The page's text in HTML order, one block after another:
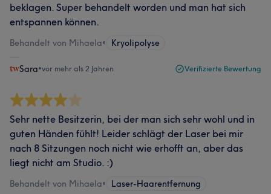
beklagen. Super behandelt worden und man hat sich
entspannen können.
Behandelt von Mihaela• Kryolipolyse
Sara•vor mehr als 2 Jahren Verifizierte Bewertung
Sehr nette Besitzerin, bei der man sich sehr wohl und in
guten Händen fühlt! Leider schlägt der Laser bei mir
nach 8 Sitzungen noch nicht wie erhofft an, aber das
liegt nicht am Studio. :)
Behandelt von Mihaela• Laser-Haarentfernung